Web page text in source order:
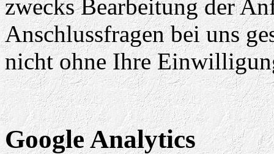
zwecks Bearbeitung der
Anschlussfragen bei uns
nicht ohne Ihre
Google Analytics